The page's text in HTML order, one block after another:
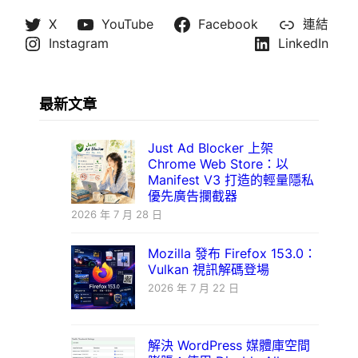
X YouTube Facebook
連結
Instagram
LinkedIn
最新文章
Just Ad Blocker 上架
Chrome Web Store：以
Manifest V3 打造的輕量隱私
優先廣告攔截器
2026 年 7 月 28 日
Mozilla 發布 Firefox 153.0：
Vulkan 視訊解碼登場
2026 年 7 月 22 日
解決 WordPress 媒體庫空間